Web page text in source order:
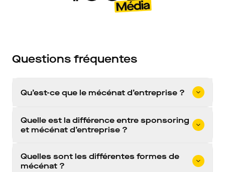
Questions fréquentes
Qu’est-ce que le mécénat d’entreprise ?
Quelle est la différence entre sponsoring
et mécénat d’entreprise ?
Quelles sont les différentes formes de
mécénat ?